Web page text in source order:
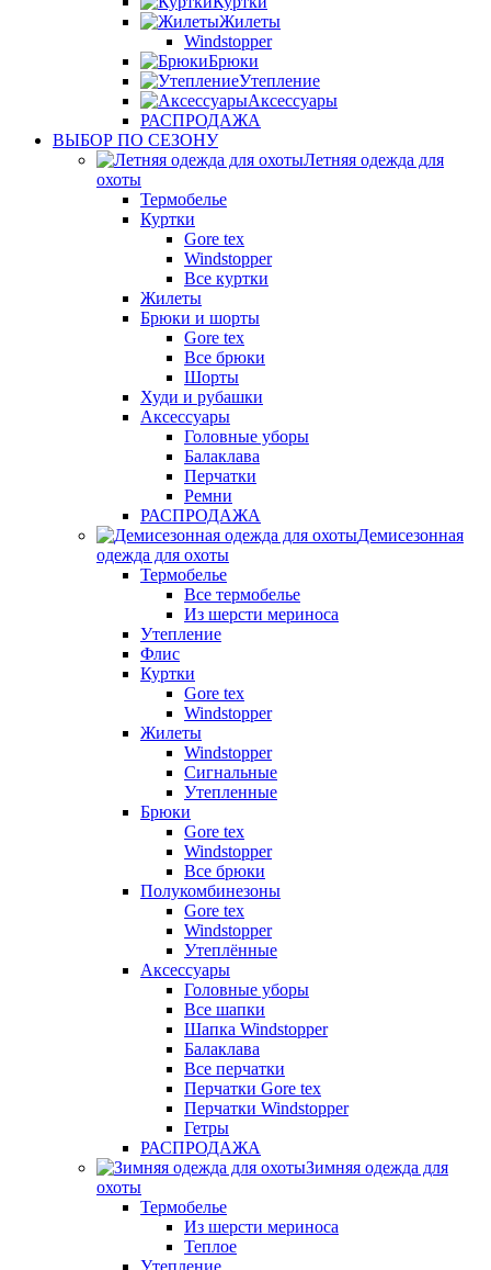
Жилеты
Windstopper
Брюки
Утепление
Аксессуары
РАСПРОДАЖА
ВЫБОР ПО СЕЗОНУ
Летняя одежда для
охоты
Термобелье
Куртки
Gore tex
Windstopper
Все куртки
Жилеты
Брюки и шорты
Gore tex
Все брюки
Шорты
Худи и рубашки
Аксессуары
Головные уборы
Балаклава
Перчатки
Ремни
РАСПРОДАЖА
Демисезонная
одежда для охоты
Термобелье
Все термобелье
Из шерсти мериноса
Утепление
Флис
Куртки
Gore tex
Windstopper
Жилеты
Windstopper
Сигнальные
Утепленные
Брюки
Gore tex
Windstopper
Все брюки
Полукомбинезоны
Gore tex
Windstopper
Утеплённые
Аксессуары
Головные уборы
Все шапки
Шапка Windstopper
Балаклава
Все перчатки
Перчатки Gore tex
Перчатки Windstopper
Гетры
РАСПРОДАЖА
Зимняя одежда для
охоты
Термобелье
Из шерсти мериноса
Теплое
Утепление